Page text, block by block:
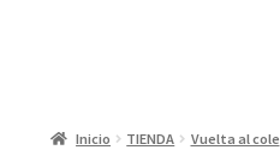
Inicio TIENDA Vuelta al cole